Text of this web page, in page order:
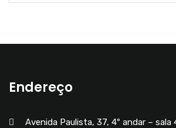
Endereço
Avenida Paulista, 37, 4º andar – sala